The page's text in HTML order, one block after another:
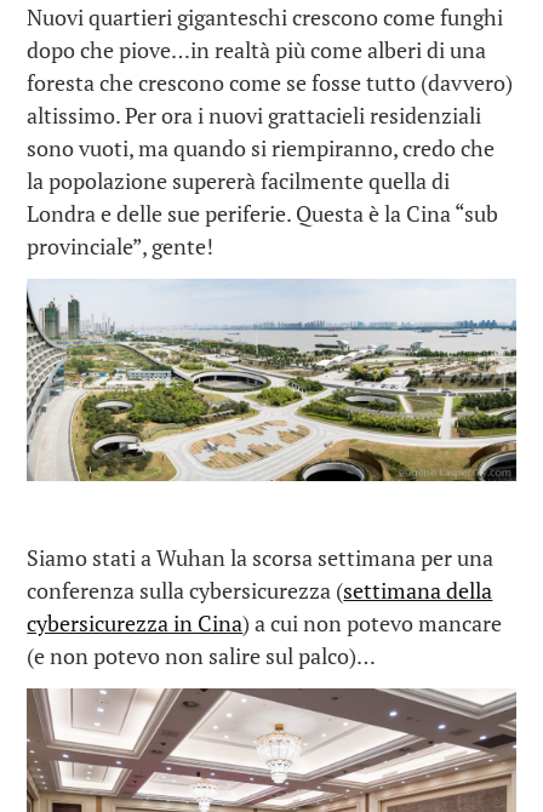
Nuovi quartieri giganteschi crescono come funghi
dopo che piove…in realtà più come alberi di una
foresta che crescono come se fosse tutto (davvero)
altissimo. Per ora i nuovi grattacieli residenziali
sono vuoti, ma quando si riempiranno, credo che
la popolazione supererà facilmente quella di
Londra e delle sue periferie. Questa è la Cina “sub
provinciale”, gente!
Siamo stati a Wuhan la scorsa settimana per una
conferenza sulla cybersicurezza (settimana della
cybersicurezza in Cina) a cui non potevo mancare
(e non potevo non salire sul palco)…